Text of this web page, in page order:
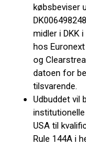
købsbeviser
midler i DKK
hos
og
datoen for
tilsvarende.
Udbuddet vil
USA til
Rule 144A i